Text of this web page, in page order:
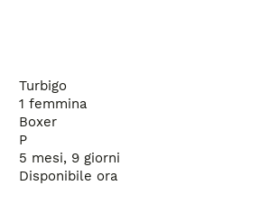
Turbigo
1 femmina
Boxer
P
5 mesi, 9 giorni
Disponibile ora